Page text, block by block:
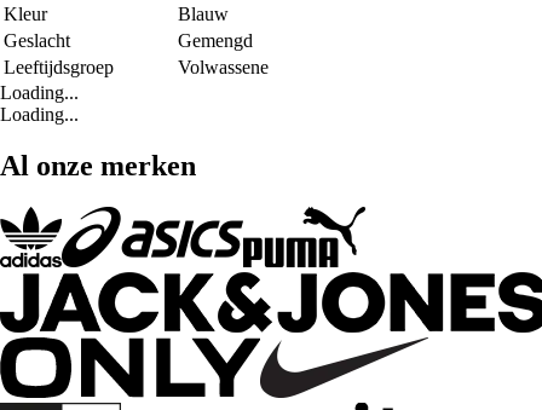
Kleur
Blauw
Geslacht
Gemengd
Leeftijdsgroep
Volwassene
Loading...
Loading...
Al onze merken